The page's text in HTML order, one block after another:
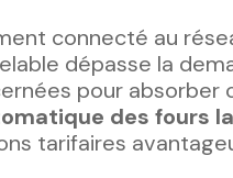
connecté au
dépasse la
pour absorber
des fours
tarifaires